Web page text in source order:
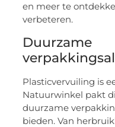
en meer te
verbeteren.
Duurzame
Plasticvervuiling is
Natuurwinkel pakt
duurzame
bieden. Van